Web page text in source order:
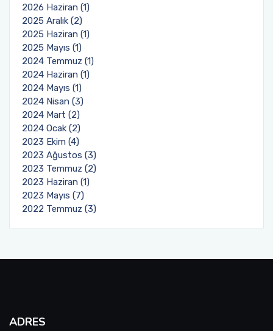
2026 Haziran (1)
2025 Aralık (2)
2025 Haziran (1)
2025 Mayıs (1)
2024 Temmuz (1)
2024 Haziran (1)
2024 Mayıs (1)
2024 Nisan (3)
2024 Mart (2)
2024 Ocak (2)
2023 Ekim (4)
2023 Ağustos (3)
2023 Temmuz (2)
2023 Haziran (1)
2023 Mayıs (7)
2022 Temmuz (3)
ADRES